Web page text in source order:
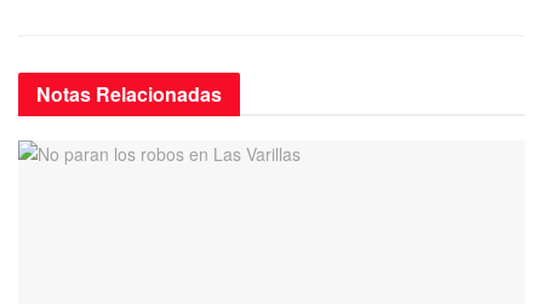
Notas Relacionadas